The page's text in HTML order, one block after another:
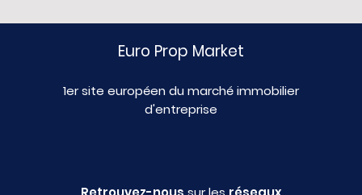
Euro Prop Market
1er site européen du marché immobilier
d'entreprise